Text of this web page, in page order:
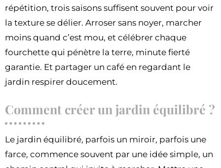
répétition, trois saisons suffisent souvent pour voir
la texture se délier. Arroser sans noyer, marcher
moins quand c’est mou, et célébrer chaque
fourchette qui pénètre la terre, minute fierté
garantie. Et partager un café en regardant le
jardin respirer doucement.
Comment créer un jardin équilibré ?
Le jardin équilibré, parfois un miroir, parfois une
farce, commence souvent par une idée simple, un